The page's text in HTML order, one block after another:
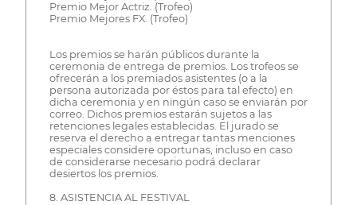
Premio Mejor Actriz. (Trofeo)
Premio Mejores FX. (Trofeo)
Los premios se harán públicos durante la
ceremonia de entrega de premios. Los trofeos se
ofrecerán a los premiados asistentes (o a la
persona autorizada por éstos para tal efecto) en
dicha ceremonia y en ningún caso se enviarán por
correo. Dichos premios estarán sujetos a las
retenciones legales establecidas. El jurado se
reserva el derecho a entregar tantas menciones
especiales considere oportunas, incluso en caso
de considerarse necesario podrá declarar
desiertos los premios.
8. ASISTENCIA AL FESTIVAL